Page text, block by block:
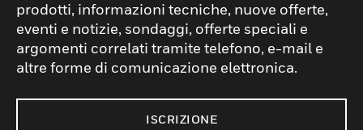
prodotti, informazioni tecniche, nuove offerte,
eventi e notizie, sondaggi, offerte speciali e
argomenti correlati tramite telefono, e-mail e
altre forme di comunicazione elettronica.
ISCRIZIONE